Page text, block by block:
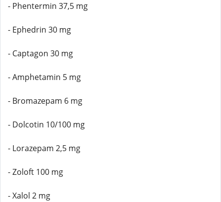
- Phentermin 37,5 mg
- Ephedrin 30 mg
- Captagon 30 mg
- Amphetamin 5 mg
- Bromazepam 6 mg
- Dolcotin 10/100 mg
- Lorazepam 2,5 mg
- Zoloft 100 mg
- Xalol 2 mg